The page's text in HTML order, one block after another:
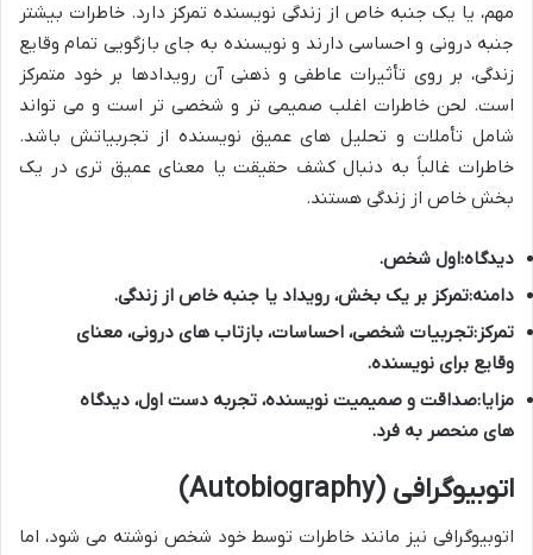
مهم، یا یک جنبه خاص از زندگی نویسنده تمرکز دارد. خاطرات بیشتر
جنبه درونی و احساسی دارند و نویسنده به جای بازگویی تمام وقایع
زندگی، بر روی تأثیرات عاطفی و ذهنی آن رویدادها بر خود متمرکز
است. لحن خاطرات اغلب صمیمی تر و شخصی تر است و می تواند
شامل تأملات و تحلیل های عمیق نویسنده از تجربیاتش باشد.
خاطرات غالباً به دنبال کشف حقیقت یا معنای عمیق تری در یک
بخش خاص از زندگی هستند.
دیدگاه:اول شخص.
دامنه:تمرکز بر یک بخش، رویداد یا جنبه خاص از زندگی.
تمرکز:تجربیات شخصی، احساسات، بازتاب های درونی، معنای
وقایع برای نویسنده.
مزایا:صداقت و صمیمیت نویسنده، تجربه دست اول، دیدگاه
های منحصر به فرد.
اتوبیوگرافی (Autobiography)
اتوبیوگرافی نیز مانند خاطرات توسط خود شخص نوشته می شود، اما